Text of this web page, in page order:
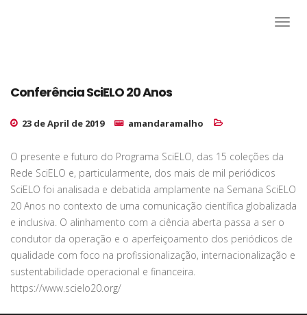
Conferência SciELO 20 Anos
23 de April de 2019 amandaramalho
O presente e futuro do Programa SciELO, das 15 coleções da
Rede SciELO e, particularmente, dos mais de mil periódicos
SciELO foi analisada e debatida amplamente na Semana SciELO
20 Anos no contexto de uma comunicação científica globalizada
e inclusiva. O alinhamento com a ciência aberta passa a ser o
condutor da operação e o aperfeiçoamento dos periódicos de
qualidade com foco na profissionalização, internacionalização e
sustentabilidade operacional e financeira.
https://www.scielo20.org/